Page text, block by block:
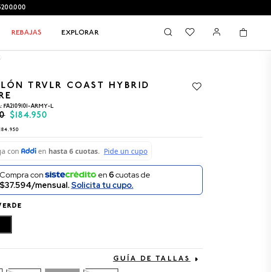
REBAJAS EXPLORAR
TRVLR COAST HYBRID
: FA2109101-ARMY-L
$184.950
184.950
Compra con en 6cuotas de
$37.594/mensual.Solicita tu cupo.
GUÍA DE TALLAS